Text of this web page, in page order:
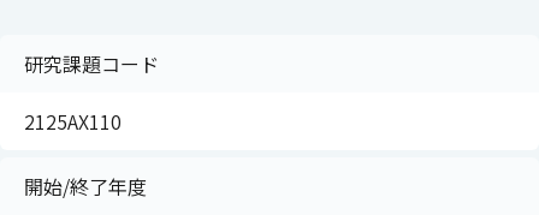
研究課題コード
2125AX110
開始/終了年度